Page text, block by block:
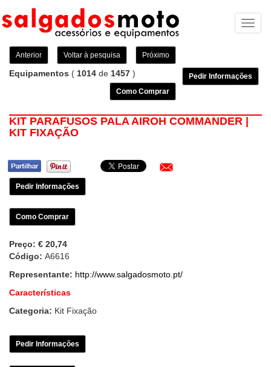
Anterior Voltar à pesquisa Próximo
Equipamentos ( 1014 de 1457 )
Pedir Informações
Como Comprar
KIT PARAFUSOS PALA AIROH COMMANDER |
KIT FIXAÇÃO
Pedir Informações
Como Comprar
Preço: € 20,74
Código: A6616
Representante: http://www.salgadosmoto.pt/
Características
Categoria: Kit Fixação
Pedir Informações